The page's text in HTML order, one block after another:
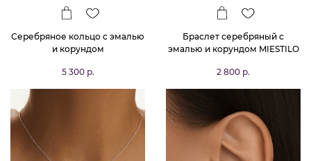
Серебряное кольцо с эмалью
и корундом
5 300 р.
Браслет серебряный с
эмалью и корундом MIESTILO
2 800 р.